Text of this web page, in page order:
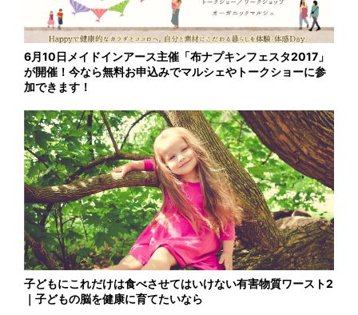
6月10日メイドインアース主催「布ナプキンフェスタ2017」
が開催！今なら無料お申込みでマルシェやトークショーに参
加できます！
子どもにこれだけは食べさせてはいけない有害物質ワースト2
｜子どもの脳を健康に育てたいなら